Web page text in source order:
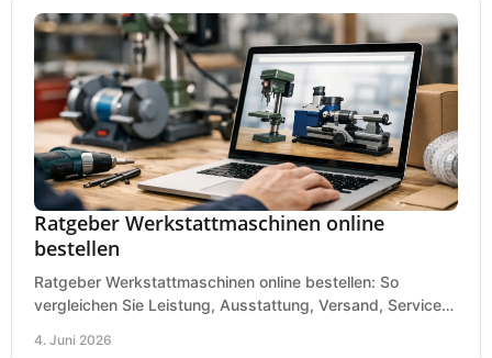
Ratgeber Werkstattmaschinen online
bestellen
Ratgeber Werkstattmaschinen online bestellen: So
vergleichen Sie Leistung, Ausstattung, Versand, Service
4. Juni 2026